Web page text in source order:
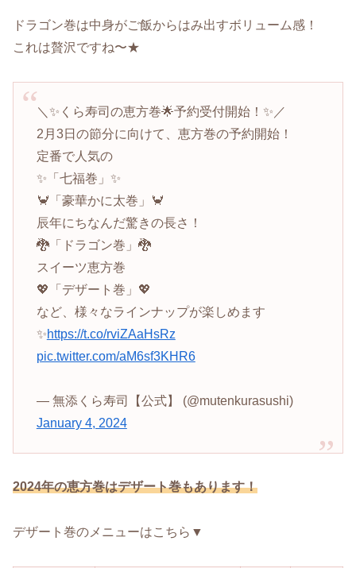
ドラゴン巻は中身がご飯からはみ出すボリューム感！
これは贅沢ですね〜★
＼✨くら寿司の恵方巻🌟予約受付開始！✨／
2月3日の節分に向けて、恵方巻の予約開始！
定番で人気の
✨「七福巻」✨
🦀「豪華かに太巻」🦀
辰年にちなんだ驚きの長さ！
🐉「ドラゴン巻」🐉
スイーツ恵方巻
💖「デザート巻」💖
など、様々なラインナップが楽しめます
✨https://t.co/rviZAaHsRz
pic.twitter.com/aM6sf3KHR6
— 無添くら寿司【公式】 (@mutenkurasushi)
January 4, 2024
2024年の恵方巻はデザート巻もあります！
デザート巻のメニューはこちら▼